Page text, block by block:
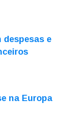
despesas e
na Europa